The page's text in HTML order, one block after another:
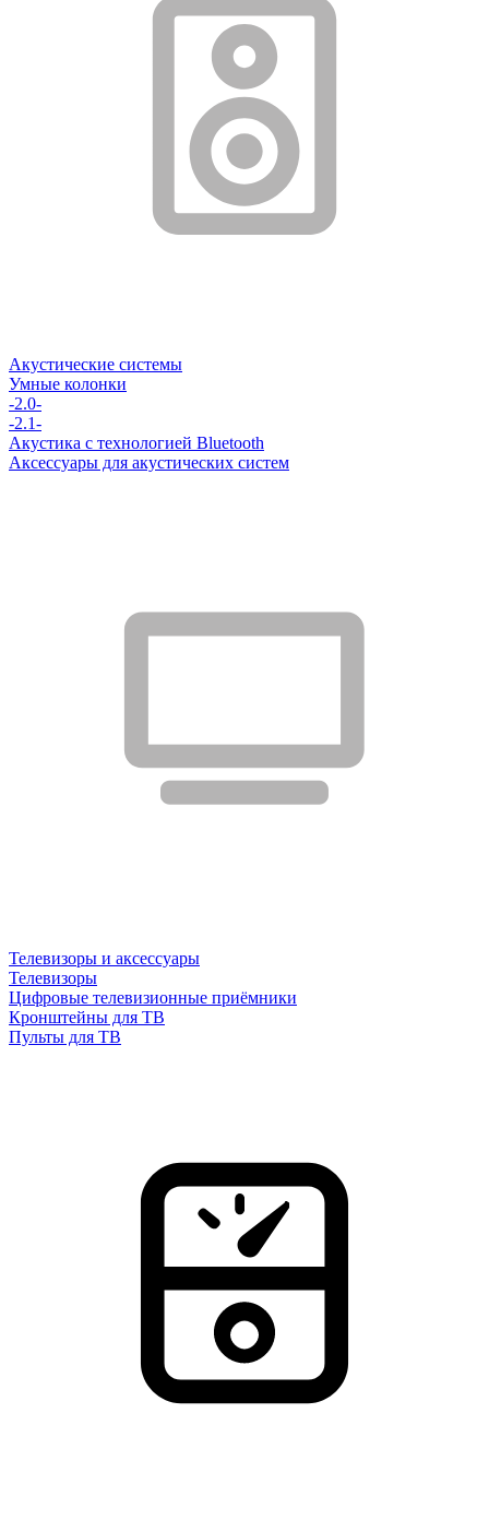
Акустические системы
Умные колонки
-2.0-
-2.1-
Акустика с технологией Bluetooth
Аксессуары для акустических систем
Телевизоры и аксессуары
Телевизоры
Цифровые телевизионные приёмники
Кронштейны для ТВ
Пульты для ТВ